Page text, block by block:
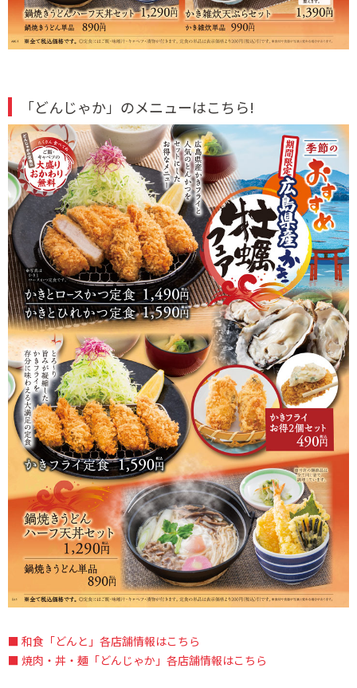
「どんじゃか」のメニューはこちら!
■ 和食「どんと」各店舗情報はこちら
■ 焼肉・丼・麺「どんじゃか」各店舗情報はこちら